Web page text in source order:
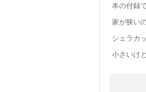
本の付録
家が狭い
シェラカ
小さいけ